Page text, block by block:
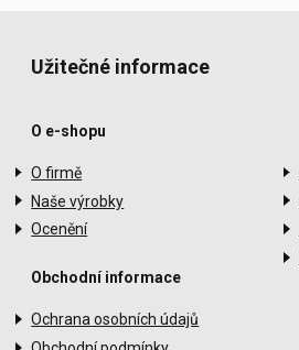
Užitečné informace
O e-shopu
O firmě
Naše výrobky
Ocenění
Obchodní informace
Ochrana osobních údajů